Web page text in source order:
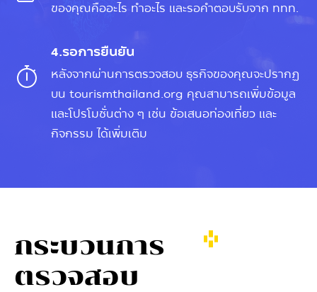
ของคุณคืออะไร ทำอะไร และรอคำตอบรับจาก ททท.
4.รอการยืนยัน
หลังจากผ่านการตรวจสอบ ธุรกิจของคุณจะปรากฏ
บน tourismthailand.org คุณสามารถเพิ่มข้อมูล
และโปรโมชั่นต่าง ๆ เช่น ข้อเสนอท่องเที่ยว และ
กิจกรรม ได้เพิ่มเติม
กระบวนการ
ตรวจสอบ